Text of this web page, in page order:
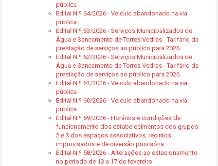
pública
Edital N.º 64/2026 - Veiculo abandonado na via
pública
Edital N.º 63/2026 - Serviços Municipalizados de
Água e Saneamento de Torres Vedras - Tarifário da
prestação de serviços ao público para 2026
Edital N.º 62/2026 - Serviços Municipalizados de
Água e Saneamento de Torres Vedras - Tarifário da
prestação de serviços ao público para 2026
Edital N.º 61/2026 - Veiculo abandonado na via
pública
Edital N.º 60/2026 - Veiculo abandonado na via
pública
Edital N.º 59/2026 - Horários e condições de
funcionamento dos estabelecimentos dos grupos
2 e 3 dos espaços associativos, recintos
improvisados e de diversão provisória
Edital N.º 58/2026 - Alterações ao estacionamento
no período de 13 a 17 de fevereiro